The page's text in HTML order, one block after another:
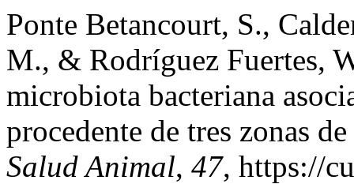
Ponte Betancourt, S.,
M., & Rodríguez Fuertes,
microbiota bacteriana
procedente de tres zonas
Salud Animal, 47, https://